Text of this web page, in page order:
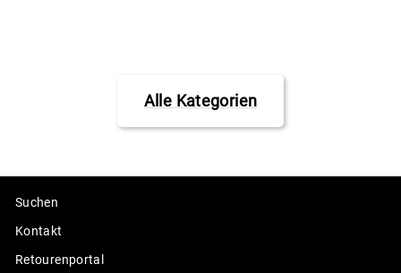
Alle Kategorien
Suchen
Kontakt
Retourenportal